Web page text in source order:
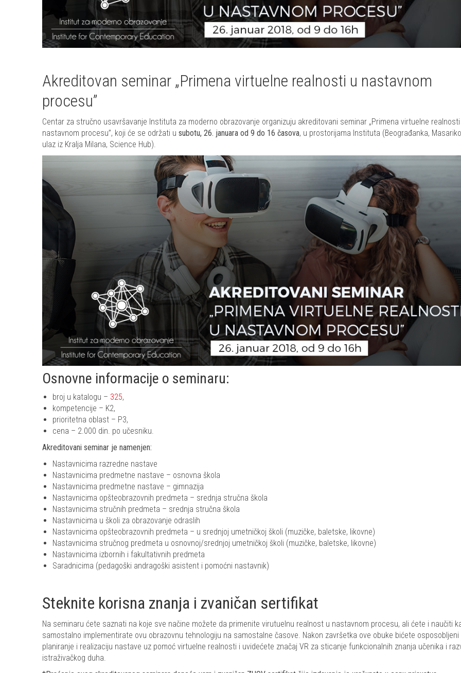
Akreditovan seminar „Primena virtuelne realnosti u nastavnom
procesu”
Centar za stručno usavršavanje Instituta za moderno obrazovanje organizuju akreditovani seminar „Primena virtuelne
nastavnom procesu”, koji će se održati u subotu, 26. januara od 9 do 16 časova, u prostorijama Instituta (Beograđanka,
ulaz iz Kralja Milana, Science Hub).
Osnovne informacije o seminaru:
broj u katalogu – 325,
kompetencije – K2,
prioritetna oblast – P3,
cena – 2.000 din. po učesniku.
Akreditovani seminar je namenjen:
Nastavnicima razredne nastave
Nastavnicima predmetne nastave – osnovna škola
Nastavnicima predmetne nastave – gimnazija
Nastavnicima opšteobrazovnih predmeta – srednja stručna škola
Nastavnicima stručnih predmeta – srednja stručna škola
Nastavnicima u školi za obrazovanje odraslih
Nastavnicima opšteobrazovnih predmeta – u srednjoj umetničkoj školi (muzičke, baletske, likovne)
Nastavnicima stručnog predmeta u osnovnoj/srednjoj umetničkoj školi (muzičke, baletske, likovne)
Nastavnicima izbornih i fakultativnih predmeta
Saradnicima (pedagoški andragoški asistent i pomoćni nastavnik)
Steknite korisna znanja i zvaničan sertifikat
Na seminaru ćete saznati na koje sve načine možete da primenite virutuelnu realnost u nastavnom procesu, ali ćete i naučiti
samostalno implementirate ovu obrazovnu tehnologiju na samostalne časove. Nakon završetka ove obuke bićete osposobljeni
planiranje i realizaciju nastave uz pomoć virtuelne realnosti i uvidećete značaj VR za sticanje funkcionalnih znanja učenika i
istraživačkog duha.